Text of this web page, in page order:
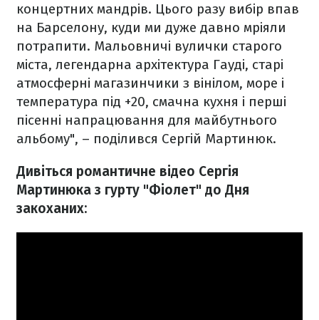
концертних мандрів. Цього разу вибір впав
на Барселону, куди ми дуже давно мріяли
потрапити. Мальовничі вулички старого
міста, легендарна архітектура Гауді, старі
атмосферні магазинчики з вінілом, море і
температура під +20, смачна кухня і перші
пісенні напрацювання для майбутнього
альбому", – поділився Сергій Мартинюк.
Дивіться романтичне відео Сергія
Мартинюка з гурту "Фіолет" до Дня
закоханих: